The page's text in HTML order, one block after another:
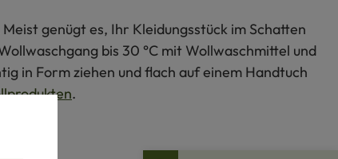
genügt es, Ihr Kleidungsstück im Schatten
bis 30 °C mit Wollwaschmittel und
in Form ziehen und flach auf einem Handtuch
.